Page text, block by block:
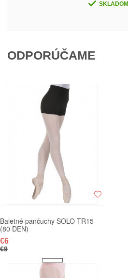
SKLADOM
ODPORÚČAME
Baletné pančuchy SOLO TR15
(80 DEN)
€6
€9